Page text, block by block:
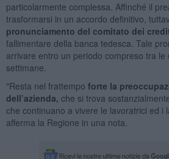
particolarmente complessa. Affinché il
trasformarsi in un accordo definitivo,
pronunciamento del comitato dei
fallimentare della banca tedesca. Tale
arrivare entro un periodo compreso tra le
settimane.
"Resta nel frattempo forte la
dell’azienda, che si trova
che continuano a vivere le lavoratrici ed i
afferma la Regione in una nota.